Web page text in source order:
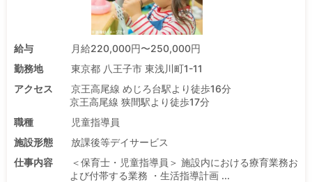
給与
月給220,000円〜250,000円
勤務地
東京都 八王子市 東浅川町1-11
アクセス
京王高尾線 めじろ台駅より徒歩16分
京王高尾線 狭間駅より徒歩17分
職種
児童指導員
施設形態
放課後等デイサービス
仕事内容
＜保育士・児童指導員＞ 施設内における療育業務お
よび付帯する業務 ・生活指導計画 ...